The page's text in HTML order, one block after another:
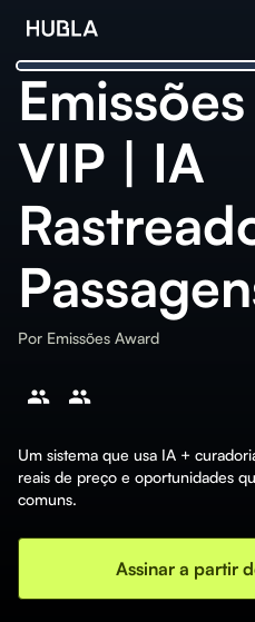
VIP | IA
Por Emissões Award
Um sistema que usa IA +
reais de preço e oportunidades
comuns.
Assinar a partir